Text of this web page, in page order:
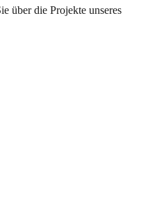
über die Projekte unseres